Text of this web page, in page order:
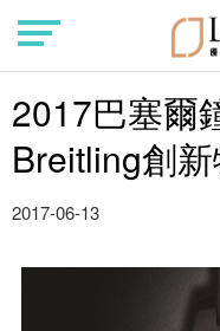
2017巴塞爾
Breitling創
2017-06-13